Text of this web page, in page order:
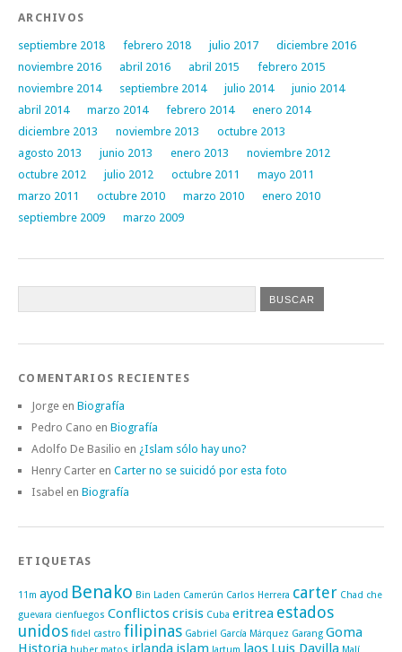
ARCHIVOS
septiembre 2018 febrero 2018 julio 2017
diciembre 2016
noviembre 2016
abril 2016 abril 2015
febrero 2015
noviembre 2014
septiembre 2014 julio 2014
junio 2014
abril 2014
marzo 2014 febrero 2014
enero 2014
diciembre 2013
noviembre 2013
octubre 2013
agosto 2013
junio 2013 enero 2013
noviembre 2012
octubre 2012
julio 2012 octubre 2011
mayo 2011
marzo 2011
octubre 2010 marzo 2010
enero 2010
septiembre 2009
marzo 2009
COMENTARIOS RECIENTES
Jorge en Biografía
Pedro Cano en Biografía
Adolfo De Basilio en ¿Islam sólo hay uno?
Henry Carter en Carter no se suicidó por esta foto
Isabel en Biografía
ETIQUETAS
11m ayod Benako Bin Laden Camerún Carlos Herrera carter Chad che
guevara cienfuegos Conflictoscrisis Cuba eritrea estados
unidos fidel castro filipinas Gabriel García Márquez Garang Goma
Historia huber matos irlanda islam Jartum laos Luis Davilla Malí